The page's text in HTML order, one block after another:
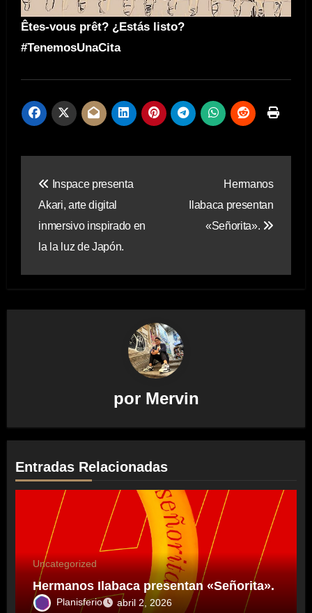
Êtes-vous prêt? ¿Estás listo?
#TenemosUnaCita
de
entradas
Inspace presenta
Akari, arte digital
inmersivo inspirado en
la la luz de Japón.
Hermanos
Ilabaca presentan
«Señorita».
por Mervin
Entradas Relacionadas
Uncategorized
Hermanos Ilabaca presentan «Señorita».
Planisferio abril 2, 2026